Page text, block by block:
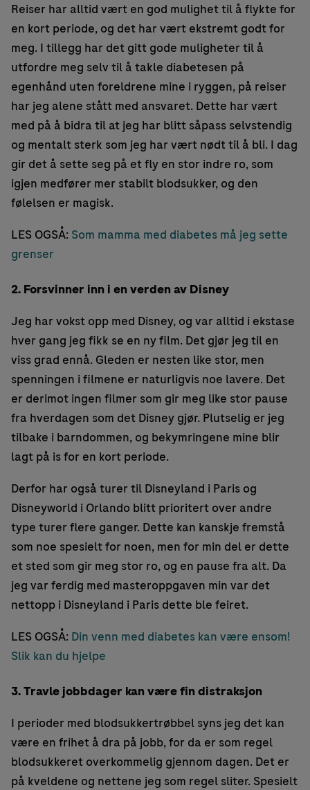
Reiser har alltid vært en god mulighet til å flykte for
en kort periode, og det har vært ekstremt godt for
meg. I tillegg har det gitt gode muligheter til å
utfordre meg selv til å takle diabetesen på
egenhånd uten foreldrene mine i ryggen, på reiser
har jeg alene stått med ansvaret. Dette har vært
med på å bidra til at jeg har blitt såpass selvstendig
og mentalt sterk som jeg har vært nødt til å bli. I dag
gir det å sette seg på et fly en stor indre ro, som
igjen medfører mer stabilt blodsukker, og den
følelsen er magisk.
LES OGSÅ: Som mamma med diabetes må jeg sette
grenser
2. Forsvinner inn i en verden av Disney
Jeg har vokst opp med Disney, og var alltid i ekstase
hver gang jeg fikk se en ny film. Det gjør jeg til en
viss grad ennå. Gleden er nesten like stor, men
spenningen i filmene er naturligvis noe lavere. Det
er derimot ingen filmer som gir meg like stor pause
fra hverdagen som det Disney gjør. Plutselig er jeg
tilbake i barndommen, og bekymringene mine blir
lagt på is for en kort periode.
Derfor har også turer til Disneyland i Paris og
Disneyworld i Orlando blitt prioritert over andre
type turer flere ganger. Dette kan kanskje fremstå
som noe spesielt for noen, men for min del er dette
et sted som gir meg stor ro, og en pause fra alt. Da
jeg var ferdig med masteroppgaven min var det
nettopp i Disneyland i Paris dette ble feiret.
LES OGSÅ: Din venn med diabetes kan være ensom!
Slik kan du hjelpe
3. Travle jobbdager kan være fin distraksjon
I perioder med blodsukkertrøbbel syns jeg det kan
være en frihet å dra på jobb, for da er som regel
blodsukkeret overkommelig gjennom dagen. Det er
på kveldene og nettene jeg som regel sliter. Spesielt